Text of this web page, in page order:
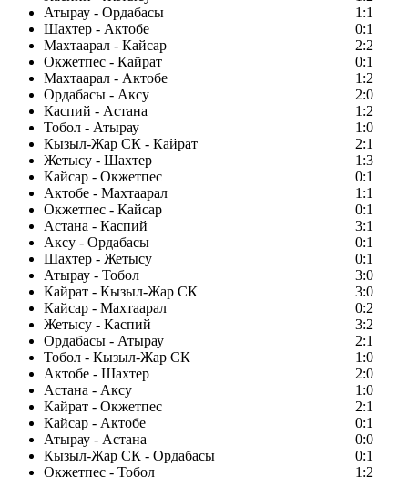
Атырау - Ордабасы
1:1
Шахтер - Актобе
0:1
Махтаарал - Кайсар
2:2
Окжетпес - Кайрат
0:1
Махтаарал - Актобе
1:2
Ордабасы - Аксу
2:0
Каспий - Астана
1:2
Тобол - Атырау
1:0
Кызыл-Жар СК - Кайрат
2:1
Жетысу - Шахтер
1:3
Кайсар - Окжетпес
0:1
Актобе - Махтаарал
1:1
Окжетпес - Кайсар
0:1
Астана - Каспий
3:1
Аксу - Ордабасы
0:1
Шахтер - Жетысу
0:1
Атырау - Тобол
3:0
Кайрат - Кызыл-Жар СК
3:0
Кайсар - Махтаарал
0:2
Жетысу - Каспий
3:2
Ордабасы - Атырау
2:1
Тобол - Кызыл-Жар СК
1:0
Актобе - Шахтер
2:0
Астана - Аксу
1:0
Кайрат - Окжетпес
2:1
Кайсар - Актобе
0:1
Атырау - Астана
0:0
Кызыл-Жар СК - Ордабасы
0:1
Окжетпес - Тобол
1:2